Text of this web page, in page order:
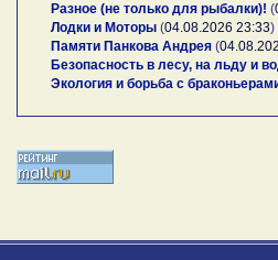
Разное (не только для рыбалки)! (
Лодки и Моторы (04.08.2026 23:33)
Памяти Панкова Андрея (
Безопасность в лесу, на льду и
Экология и борьба с